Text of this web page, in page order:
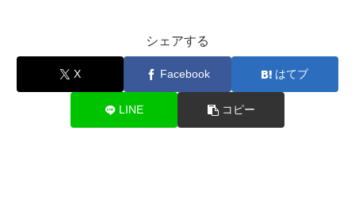
シェアする
X Facebook はてブ
LINE コピー